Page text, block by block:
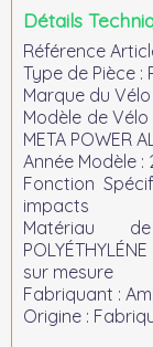
Détails
Référence
Type de Pièce :
Marque du Vélo
Modèle de Vélo
META POWER
Année Modèle :
Fonction
impacts
Matériau
sur mesure
Fabriquant :
Origine :